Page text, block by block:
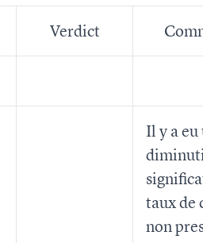
Verdict
Il y a eu
taux de
non